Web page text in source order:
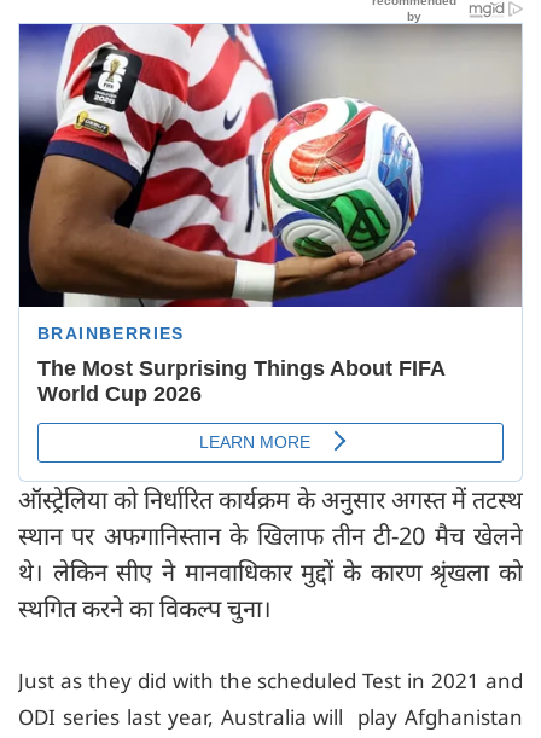
ऑस्ट्रेलिया को निर्धारित कार्यक्रम के अनुसार अगस्त में तटस्थ
स्थान पर अफगानिस्तान के खिलाफ तीन टी-20 मैच खेलने
थे। लेकिन सीए ने मानवाधिकार मुद्दों के कारण श्रृंखला को
स्थगित करने का विकल्प चुना।
Just as they did with the scheduled Test in 2021 and
ODI series last year, Australia will play Afghanistan